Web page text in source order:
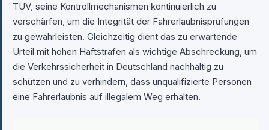
TÜV, seine Kontrollmechanismen kontinuierlich zu
verschärfen, um die Integrität der Fahrerlaubnisprüfungen
zu gewährleisten. Gleichzeitig dient das zu erwartende
Urteil mit hohen Haftstrafen als wichtige Abschreckung, um
die Verkehrssicherheit in Deutschland nachhaltig zu
schützen und zu verhindern, dass unqualifizierte Personen
eine Fahrerlaubnis auf illegalem Weg erhalten.